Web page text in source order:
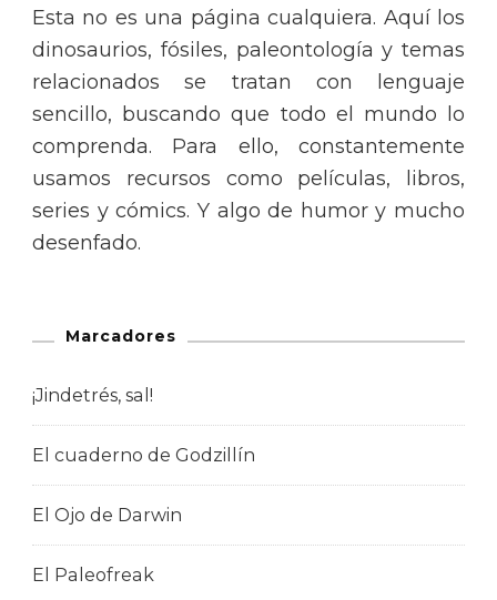
Esta no es una página cualquiera. Aquí los
dinosaurios, fósiles, paleontología y temas
relacionados se tratan con lenguaje
sencillo, buscando que todo el mundo lo
comprenda. Para ello, constantemente
usamos recursos como películas, libros,
series y cómics. Y algo de humor y mucho
desenfado.
Marcadores
¡Jindetrés, sal!
El cuaderno de Godzillín
El Ojo de Darwin
El Paleofreak